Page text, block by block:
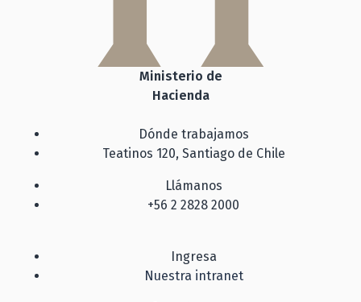
Ministerio de
Hacienda
Dónde trabajamos
Teatinos 120, Santiago de Chile
Llámanos
+56 2 2828 2000
Ingresa
Nuestra intranet